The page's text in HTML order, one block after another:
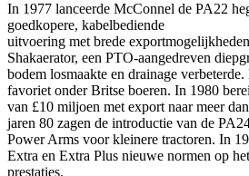
In 1977 lanceerde McConnel de PA22
goedkopere, kabelbediende
uitvoering met brede
Shakaerator, een PTO-aangedreven
bodem losmaakte en drainage
favoriet onder Britse boeren. In 1980
van £10 miljoen met export naar meer
jaren 80 zagen de introductie van de
Power Arms voor kleinere tractoren. In
Extra en Extra Plus nieuwe normen op
prestaties.